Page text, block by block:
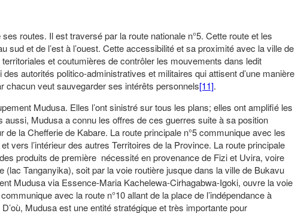
routes. Il est traversé par la route nationale n°5. Cette route et les
et de l’est à l’ouest. Cette accessibilité et sa proximité avec la ville de
et coutumières de contrôler les mouvements dans ledit
autorités politico-administratives et militaires qui attisent d’une manière
chacun veut sauvegarder ses intérêts personnels[11].
Mudusa. Elles l’ont sinistré sur tous les plans; elles ont amplifié les
Mudusa a connu les offres de ces guerres suite à sa position
la Chefferie de Kabare. La route principale n°5 communique avec les
vers l’intérieur des autres Territoires de la Province. La route principale
produits de première nécessité en provenance de Fizi et Uvira, voire
Tanganyika), soit par la voie routière jusque dans la ville de Bukavu
Mudusa via Essence-Maria Kachelewa-Cirhagabwa-Igoki, ouvre la voie
avec la route n°10 allant de la place de l’indépendance à
Mudusa est une entité stratégique et très importante pour